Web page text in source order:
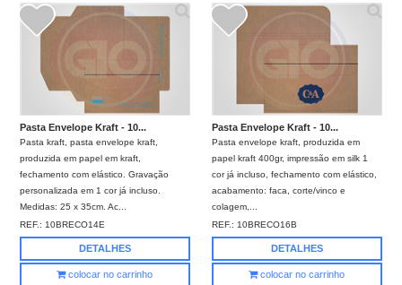
Pasta Envelope Kraft - 10...
Pasta kraft, pasta envelope kraft,
produzida em papel em kraft,
fechamento com elástico. Gravação
personalizada em 1 cor já incluso.
Medidas: 25 x 35cm. Ac...
REF.: 10BRECO14E
DETALHES
colocar no carrinho
Pasta Envelope Kraft - 10...
Pasta envelope kraft, produzida em
papel kraft 400gr, impressão em silk 1
cor já incluso, fechamento com elástico,
acabamento: faca, corte/vinco e
colagem,...
REF.: 10BRECO16B
DETALHES
colocar no carrinho